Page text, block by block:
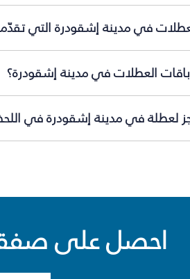
في مدينة إشقودرة التي
العطلات في مدينة إشقودرة؟
لعطلة في مدينة إشقودرة في
احصل على